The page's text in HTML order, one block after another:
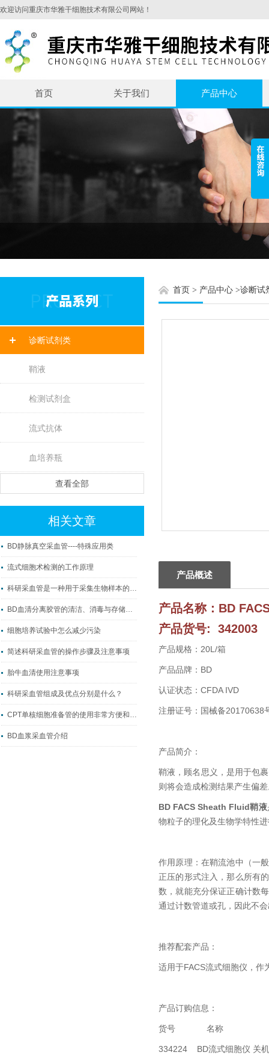
欢迎访问重庆市华雅干细胞技术有限公司网站！
首页 关于我们 产品中心
诊断试剂类
鞘液
检测试剂盒
流式抗体
血培养瓶
查看全部
相关文章
BD静脉真空采血管----特殊应用类
流式细胞术检测的工作原理
科研采血管是一种用于采集生物样本的容器
BD血清分离胶管的清洁、消毒与存储方法
细胞培养试验中怎么减少污染
简述科研采血管的操作步骤及注意事项
胎牛血清使用注意事项
科研采血管组成及优点分别是什么？
CPT单核细胞准备管的使用非常方便和易于操作
BD血浆采血管介绍
首页 > 产品中心 >诊断试
产品概述
产品名称： BD
产品货号: 342003
产品规格：20L/箱
产品品牌：BD
认证状态：CFDA IVD
注册证号：国械备20170638
产品简介：
鞘液，顾名思义，是用于包
则将会造成检测结果产生偏
BD FACS Sheath Fluid鞘液
物粒子的理化及生物学特性
作用原理：在鞘流池中（一
正压的形式注入，那么所有
数，就能充分保证正确计数
通过计数管道或孔，因此不
推荐配套产品：
适用于FACS流式细胞仪，作
产品订购信息：
货号 名称
334224 BD流式细胞仪